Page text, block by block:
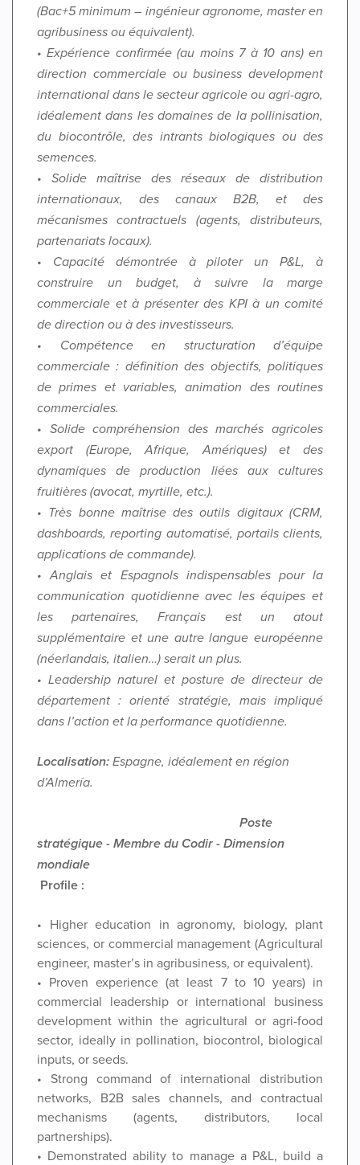
(Bac+5 minimum – ingénieur agronome, master en
agribusiness ou équivalent).
• Expérience confirmée (au moins 7 à 10 ans) en
direction commerciale ou business development
international dans le secteur agricole ou agri-agro,
idéalement dans les domaines de la pollinisation,
du biocontrôle, des intrants biologiques ou des
semences.
• Solide maîtrise des réseaux de distribution
internationaux, des canaux B2B, et des
mécanismes contractuels (agents, distributeurs,
partenariats locaux).
• Capacité démontrée à piloter un P&L, à
construire un budget, à suivre la marge
commerciale et à présenter des KPI à un comité
de direction ou à des investisseurs.
• Compétence en structuration d’équipe
commerciale : définition des objectifs, politiques
de primes et variables, animation des routines
commerciales.
• Solide compréhension des marchés agricoles
export (Europe, Afrique, Amériques) et des
dynamiques de production liées aux cultures
fruitières (avocat, myrtille, etc.).
• Très bonne maîtrise des outils digitaux (CRM,
dashboards, reporting automatisé, portails clients,
applications de commande).
• Anglais et Espagnols indispensables pour la
communication quotidienne avec les équipes et
les partenaires, Français est un atout
supplémentaire et une autre langue européenne
(néerlandais, italien…) serait un plus.
• Leadership naturel et posture de directeur de
département : orienté stratégie, mais impliqué
dans l’action et la performance quotidienne.
Localisation: Espagne, idéalement en région
d’Almería.
Poste
stratégique - Membre du Codir - Dimension
mondiale
Profile :
• Higher education in agronomy, biology, plant
sciences, or commercial management (Agricultural
engineer, master’s in agribusiness, or equivalent).
• Proven experience (at least 7 to 10 years) in
commercial leadership or international business
development within the agricultural or agri-food
sector, ideally in pollination, biocontrol, biological
inputs, or seeds.
• Strong command of international distribution
networks, B2B sales channels, and contractual
mechanisms (agents, distributors, local
partnerships).
• Demonstrated ability to manage a P&L, build a